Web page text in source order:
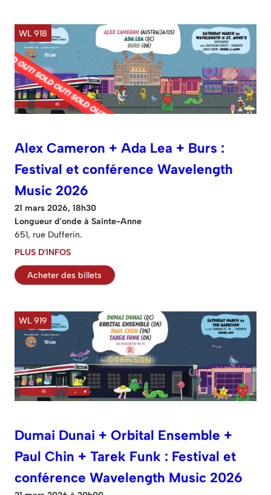
WL 918
Alex Cameron + Ada Lea + Burs :
Festival et conférence Wavelength
Music 2026
21 mars 2026, 18h30
Longueur d'onde à Sainte-Anne
651, rue Dufferin.
PLUS D'INFOS
Acheter des billets
WL 919
Dumai Dunai + Orbital Ensemble +
Paul Chin + Tarek Funk : Festival et
conférence Wavelength Music 2026